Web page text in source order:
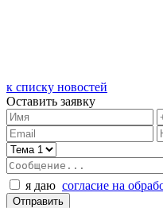
к списку новостей
Оставить заявку
я даю согласие на